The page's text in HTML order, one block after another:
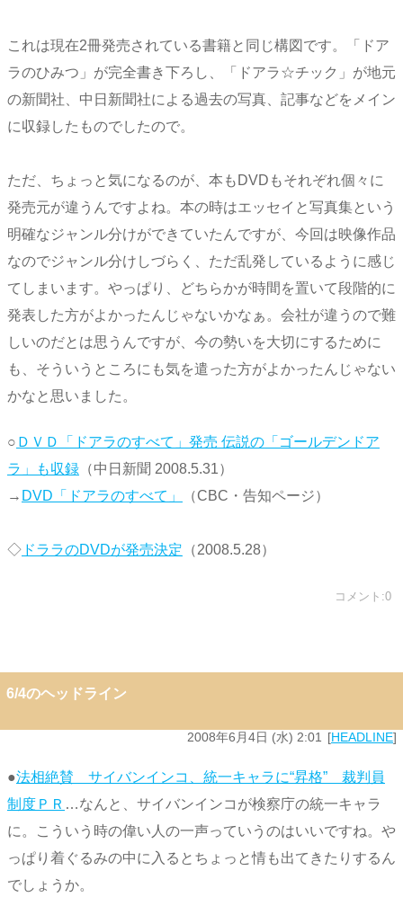
これは現在2冊発売されている書籍と同じ構図です。「ドア
ラのひみつ」が完全書き下ろし、「ドアラ☆チック」が地元
の新聞社、中日新聞社による過去の写真、記事などをメイン
に収録したものでしたので。
ただ、ちょっと気になるのが、本もDVDもそれぞれ個々に
発売元が違うんですよね。本の時はエッセイと写真集という
明確なジャンル分けができていたんですが、今回は映像作品
なのでジャンル分けしづらく、ただ乱発しているように感じ
てしまいます。やっぱり、どちらかが時間を置いて段階的に
発表した方がよかったんじゃないかなぁ。会社が違うので難
しいのだとは思うんですが、今の勢いを大切にするために
も、そういうところにも気を遣った方がよかったんじゃない
かなと思いました。
○ ＤＶＤ「ドアラのすべて」発売 伝説の「ゴールデンドア
ラ」も収録 （中日新聞 2008.5.31）
→ DVD「ドアラのすべて」 （CBC・告知ページ）
◇ ドララのDVDが発売決定 （2008.5.28）
コメント:0
6/4のヘッドライン
2008年6月4日 (水) 2:01 HEADLINE
●法相絶賛 サイバンインコ、統一キャラに“昇格” 裁判員
制度ＰＲ …なんと、サイバンインコが検察庁の統一キャラ
に。こういう時の偉い人の一声っていうのはいいですね。や
っぱり着ぐるみの中に入るとちょっと情も出てきたりするん
でしょうか。